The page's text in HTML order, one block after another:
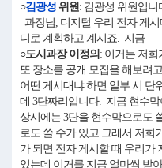
○김광성 위원: 김광성 위원입니
과장님, 디지털 우리 전자 게
디로 계획하고 계시죠. 지금
○도시과장 이정의 : 이거는 저희
또 장소를 공개 모집을 해보려
어떤 게시대냐 하면 일부 시 단
데 3단짜리입니다. 지금 현수
상시에는 3단을 현수막으로도
로도 쓸 수가 있고 그래서 저희
가 되면 전자 게시할 때 우리가
있는데 이거를 지금 얼마씩 받